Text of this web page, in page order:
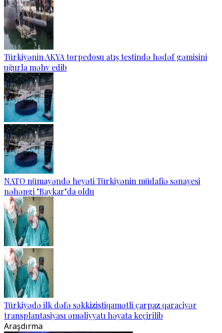
Türkiyənin AKYA torpedosu atış testində hədəf gəmisini
uğurla məhv edib
NATO nümayəndə heyəti Türkiyənin müdafiə sənayesi
nəhəngi "Baykar"da oldu
Türkiyədə ilk dəfə səkkizistiqamətli çarpaz qaraciyər
transplantasiyası əməliyyatı həyata keçirilib
Araşdırma